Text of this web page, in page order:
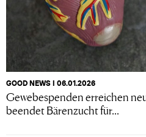
GOOD NEWS I 06.01.2026
Gewebespenden erreichen
beendet Bärenzucht für...